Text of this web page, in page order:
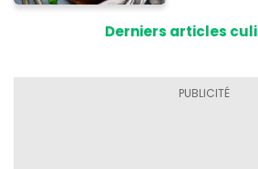
Derniers articles